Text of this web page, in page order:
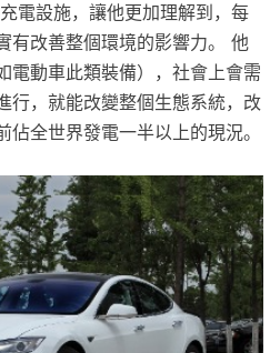
電設施，讓他更加理解到，每
有改善整個環境的影響力。 他
電動車此類裝備），社會上會需
行，就能改變整個生態系統，改
全世界發電一半以上的現況。